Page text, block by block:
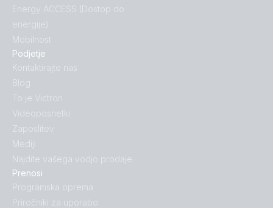
Prenosi
Programska oprema
Priročniki za uporabo
Energy ACCESS (Dostop do
energije)
Mobilnost
Podjetje
Kontaktirajte nas
Blog
To je Victron
Videoposnetki
Zaposlitev
Mediji
Najdite vašega vodjo prodaje